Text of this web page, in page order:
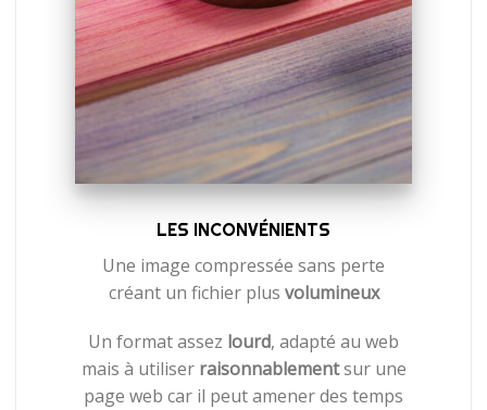
LES INCONVÉNIENTS
Une image compressée sans perte
créant un fichier plus volumineux
Un format assez lourd, adapté au web
mais à utiliser raisonnablementsur une
page web car il peut amener des temps